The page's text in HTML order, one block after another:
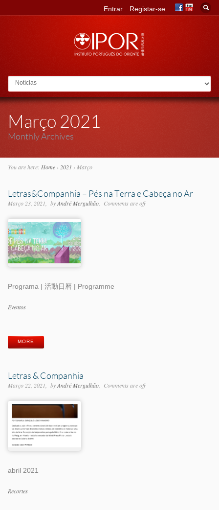
Go to:
Entrar Registar-se
Março 2021
Monthly Archives
You are here: Home› 2021 › Março
Letras&Companhia – Pés na Terra e Cabeça no Ar
Março 23, 2021 byAndré Mergulhão Comments are off
Programa | 活動日曆 | Programme
Categorias
Eventos
MORE
Letras & Companhia
Março 22, 2021 byAndré Mergulhão Comments are off
abril 2021
Categorias
Recortes